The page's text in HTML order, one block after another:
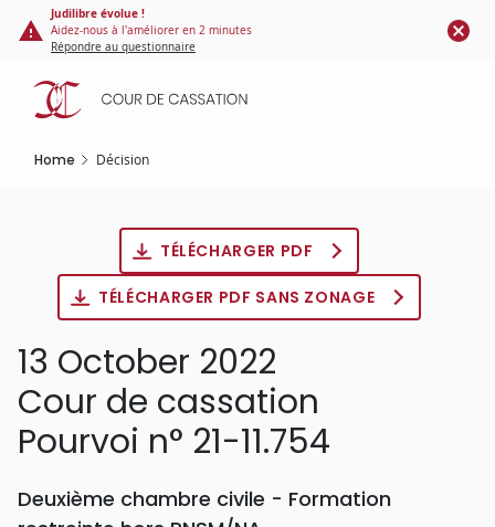
Cookies management panel
content
Judilibre évolue !
Aidez-nous à l'améliorer en 2 minutes
Répondre au questionnaire
Home Décision
TÉLÉCHARGER PDF
TÉLÉCHARGER PDF SANS ZONAGE
13 October 2022
Cour de cassation
Pourvoi n° 21-11.754
Deuxième chambre civile - Formation